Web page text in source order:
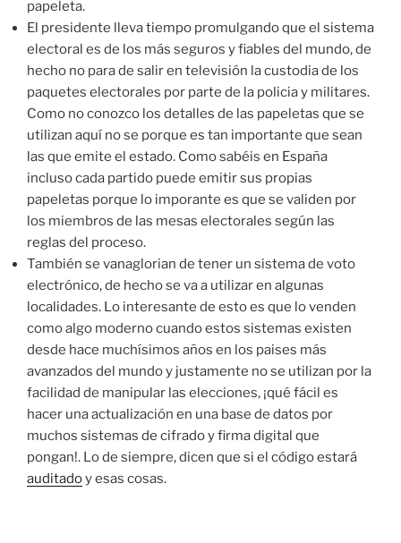
papeleta.
El presidente lleva tiempo promulgando que el sistema
electoral es de los más seguros y fiables del mundo, de
hecho no para de salir en televisión la custodia de los
paquetes electorales por parte de la policia y militares.
Como no conozco los detalles de las papeletas que se
utilizan aquí no se porque es tan importante que sean
las que emite el estado. Como sabéis en España
incluso cada partido puede emitir sus propias
papeletas porque lo imporante es que se validen por
los miembros de las mesas electorales según las
reglas del proceso.
También se vanaglorian de tener un sistema de voto
electrónico, de hecho se va a utilizar en algunas
localidades. Lo interesante de esto es que lo venden
como algo moderno cuando estos sistemas existen
desde hace muchísimos años en los paises más
avanzados del mundo y justamente no se utilizan por la
facilidad de manipular las elecciones, ¡qué fácil es
hacer una actualización en una base de datos por
muchos sistemas de cifrado y firma digital que
pongan!. Lo de siempre, dicen que si el código estará
auditadoy esas cosas.